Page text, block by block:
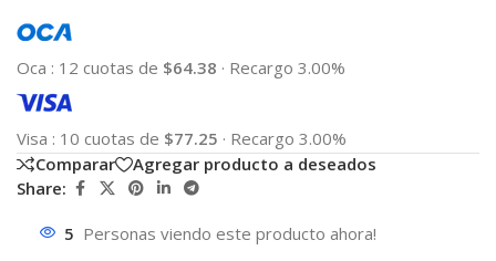
Oca : 12 cuotas de $64.38 · Recargo 3.00%
Visa : 10 cuotas de $77.25 · Recargo 3.00%
Comparar
Agregar producto a deseados
Share:
5 Personas viendo este producto ahora!